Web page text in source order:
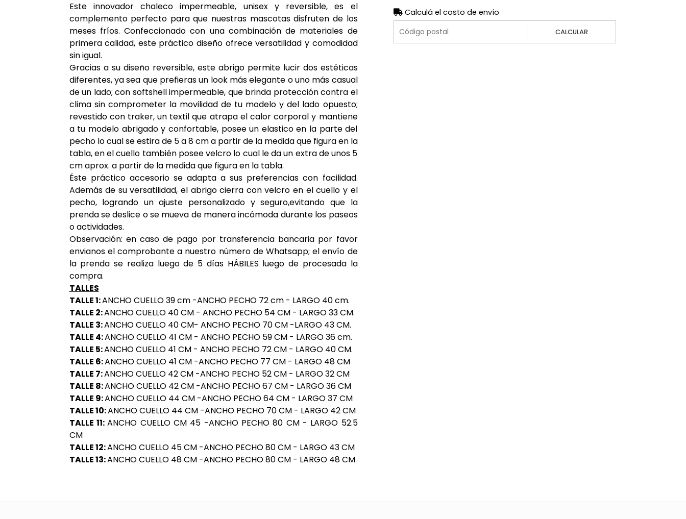
Este innovador chaleco impermeable, unisex y reversible, es el
complemento perfecto para que nuestras mascotas disfruten de los
meses fríos. Confeccionado con una combinación de materiales de
primera calidad, este práctico diseño ofrece versatilidad y comodidad
sin igual.
Gracias a su diseño reversible, este abrigo permite lucir dos estéticas
diferentes, ya sea que prefieras un look más elegante o uno más casual
de un lado; con softshell impermeable, que brinda protección contra el
clima sin comprometer la movilidad de tu modelo y del lado opuesto;
revestido con traker, un textil que atrapa el calor corporal y mantiene
a tu modelo abrigado y confortable, posee un elastico en la parte del
pecho lo cual se estira de 5 a 8 cm a partir de la medida que figura en la
tabla, en el cuello también posee velcro lo cual le da un extra de unos 5
cm aprox. a partir de la medida que figura en la tabla.
Éste práctico accesorio se adapta a sus preferencias con facilidad.
Además de su versatilidad, el abrigo cierra con velcro en el cuello y el
pecho, logrando un ajuste personalizado y seguro,evitando que la
prenda se deslice o se mueva de manera incómoda durante los paseos
o actividades.
Observación: en caso de pago por transferencia bancaria por favor
envianos el comprobante a nuestro número de Whatsapp; el envío de
la prenda se realiza luego de 5 días HÁBILES luego de procesada la
compra.
TALLES
TALLE 1:ANCHO CUELLO 39 cm -ANCHO PECHO 72 cm - LARGO 40 cm.
TALLE 2:ANCHO CUELLO 40CM - ANCHO PECHO 54 CM - LARGO 33 CM.
TALLE 3:ANCHO CUELLO 40CM- ANCHO PECHO 70 CM -LARGO 43 CM.
TALLE 4:ANCHO CUELLO 41 CM - ANCHO PECHO 59CM - LARGO 36 cm.
TALLE 5:ANCHO CUELLO 41 CM - ANCHO PECHO 72 CM - LARGO 40 CM.
TALLE 6:ANCHO CUELLO 41 CM -ANCHO PECHO 77 CM - LARGO 48 CM
TALLE 7:ANCHO CUELLO 42 CM -ANCHO PECHO 52CM - LARGO 32CM
TALLE 8:ANCHO CUELLO 42 CM -ANCHO PECHO 67 CM - LARGO 36CM
TALLE 9:ANCHO CUELLO 44 CM -ANCHO PECHO 64 CM - LARGO 37 CM
TALLE 10:ANCHO CUELLO 44 CM -ANCHO PECHO 70CM - LARGO 42CM
TALLE 11:ANCHO CUELLO CM 45 -ANCHO PECHO 80 CM - LARGO 52.5
CM
TALLE 12:ANCHO CUELLO 45 CM -ANCHO PECHO 80CM - LARGO 43CM
TALLE 13:ANCHO CUELLO 48 CM -ANCHO PECHO 80CM - LARGO 48 CM
Calculá el costo de envío
CALCULAR